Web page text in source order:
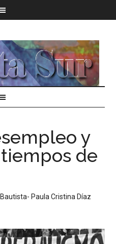
y
de
Paula Cristina Díaz